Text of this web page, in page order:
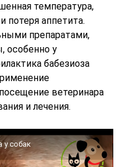
температура,
потеря аппетита.
препаратами,
особенно у
бабезиоза
ветеринара
и лечения.
собак